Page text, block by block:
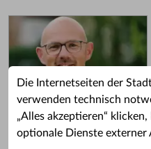
Die Internetseiten der
verwenden technisch
„Alles akzeptieren“
optionale Dienste externer
Grußwort des OB